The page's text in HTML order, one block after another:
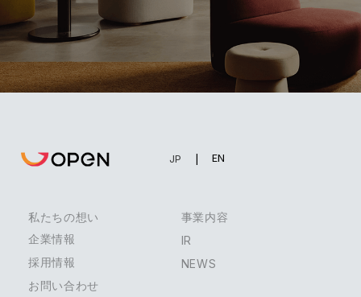
EN
JP
私たちの想い
事業内容
企業情報
IR
採用情報
NEWS
お問い合わせ